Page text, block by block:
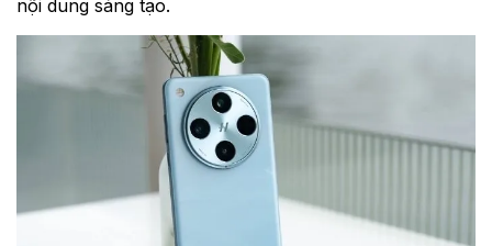
nội dung sáng tạo.